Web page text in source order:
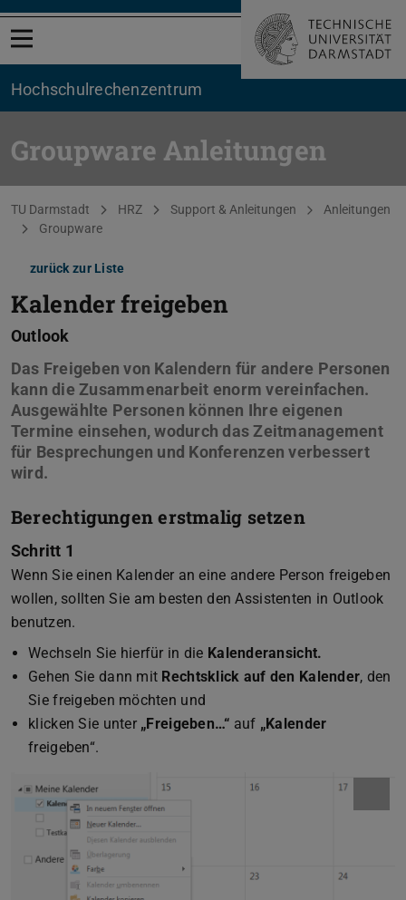
Menü öffnen
Hochschul­rechenzentrum
Groupware Anleitungen
Sie befinden sich hier:
TU Darmstadt HRZ Support & Anleitungen
Anleitungen
Groupware
zurück zur Liste
Kalender freigeben
Outlook
Das Freigeben von Kalendern für andere Personen
kann die Zusammenarbeit enorm vereinfachen.
Ausgewählte Personen können Ihre eigenen
Termine einsehen, wodurch das Zeitmanagement
für Besprechungen und Konferenzen verbessert
wird.
Berechtigungen erstmalig setzen
Schritt 1
Wenn Sie einen Kalender an eine andere Person freigeben
wollen, sollten Sie am besten den Assistenten in Outlook
benutzen.
Wechseln Sie hierfür in die Kalenderansicht.
Gehen Sie dann mit Rechtsklick auf den Kalender, den
Sie freigeben möchten und
klicken Sie unter „Freigeben…“ auf „Kalender
freigeben“.